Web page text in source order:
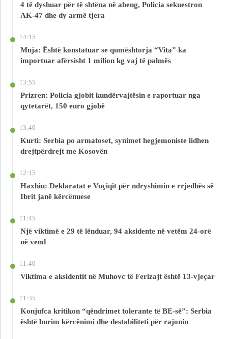
4 të dyshuar për të shtëna në aheng, Policia sekuestron
AK-47 dhe dy armë tjera
14:15
Muja: Është konstatuar se qumështorja “Vita” ka
importuar afërsisht 1 milion kg vaj të palmës
13:55
Prizren: Policia gjobit kundërvajtësin e raportuar nga
qytetarët, 150 euro gjobë
13:40
Kurti: Serbia po armatoset, synimet hegjemoniste lidhen
drejtpërdrejt me Kosovën
12:15
Haxhiu: Deklaratat e Vuçiqit për ndryshimin e rrjedhës së
Ibrit janë kërcënuese
11:45
Një viktimë e 29 të lënduar, 94 aksidente në vetëm 24-orë
në vend
11:40
Viktima e aksidentit në Muhovc të Ferizajt është 13-vjeçar
11:35
Konjufca kritikon “qëndrimet tolerante të BE-së”: Serbia
është burim kërcënimi dhe destabiliteti për rajonin